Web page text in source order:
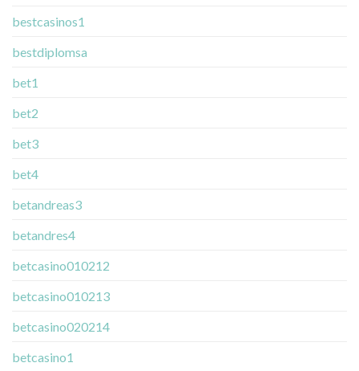
bestcasinos1
bestdiplomsa
bet1
bet2
bet3
bet4
betandreas3
betandres4
betcasino010212
betcasino010213
betcasino020214
betcasino1